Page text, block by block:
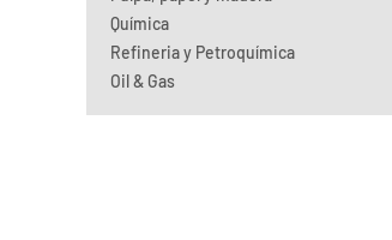
Química
Refineria y Petroquímica
Oil & Gas